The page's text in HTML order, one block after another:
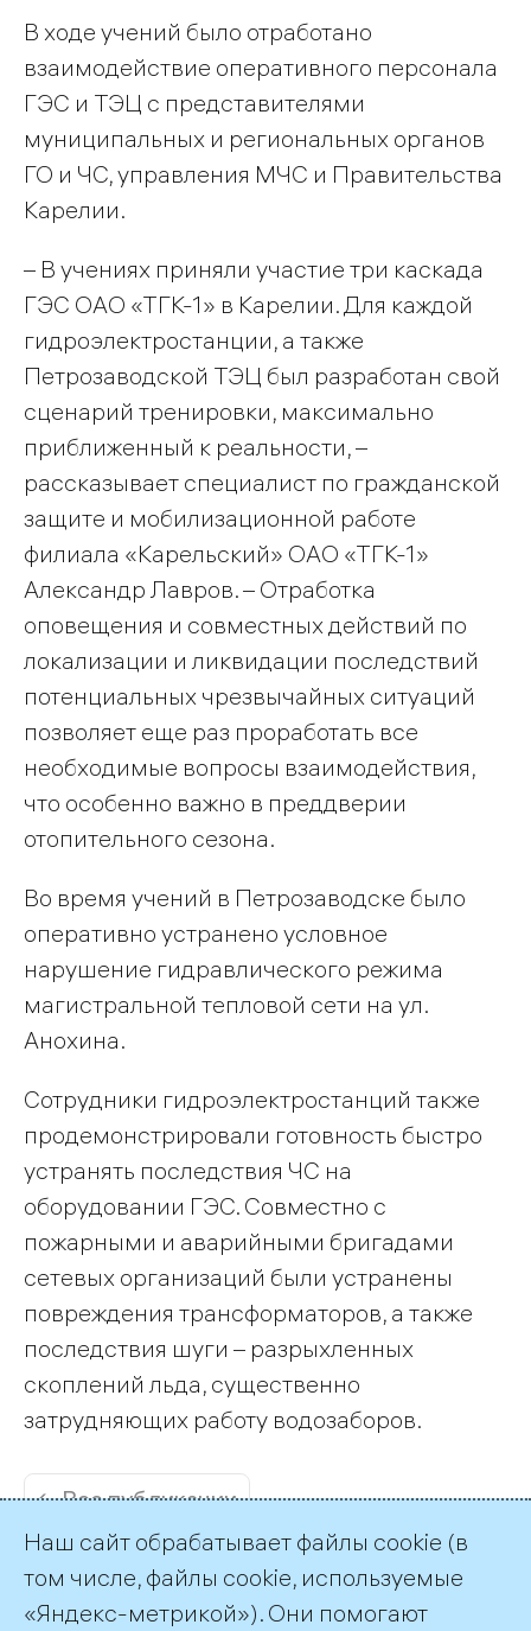
В ходе учений было отработано
взаимодействие оперативного персонала
ГЭС и ТЭЦ с представителями
муниципальных и региональных органов
ГО и ЧС, управления МЧС и Правительства
Карелии.
– В учениях приняли участие три каскада
ГЭС ОАО «ТГК-1» в Карелии. Для каждой
гидроэлектростанции, а также
Петрозаводской ТЭЦ был разработан свой
сценарий тренировки, максимально
приближенный к реальности, –
рассказывает специалист по гражданской
защите и мобилизационной работе
филиала «Карельский» ОАО «ТГК-1»
Александр Лавров. – Отработка
оповещения и совместных действий по
локализации и ликвидации последствий
потенциальных чрезвычайных ситуаций
позволяет еще раз проработать все
необходимые вопросы взаимодействия,
что особенно важно в преддверии
отопительного сезона.
Во время учений в Петрозаводске было
оперативно устранено условное
нарушение гидравлического режима
магистральной тепловой сети на ул.
Анохина.
Сотрудники гидроэлектростанций также
продемонстрировали готовность быстро
устранять последствия ЧС на
оборудовании ГЭС. Совместно с
пожарными и аварийными бригадами
сетевых организаций были устранены
повреждения трансформаторов, а также
последствия шуги – разрыхленных
скоплений льда, существенно
затрудняющих работу водозаборов.
← Все публикации
Наш сайт обрабатывает файлы cookie (в
том числе, файлы cookie, используемые
«Яндекс-метрикой»). Они помогают